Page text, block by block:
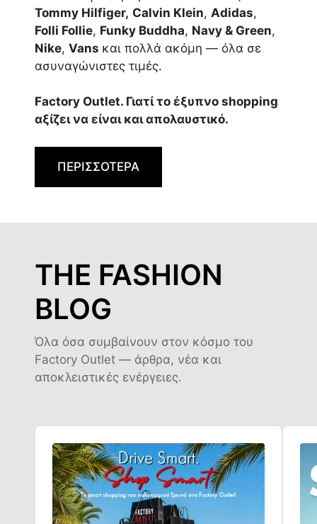
Tommy Hilfiger, Calvin Klein, Adidas,
Folli Follie, Funky Buddha, Navy & Green,
Nike, Vans και πολλά ακόμη — όλα σε
ασυναγώνιστες τιμές.
Factory Outlet. Γιατί το έξυπνο shopping
αξίζει να είναι και απολαυστικό.
ΠΕΡΙΣΣΟΤΕΡΑ
THE FASHION
BLOG
Όλα όσα συμβαίνουν στον κόσμο του
Factory Outlet — άρθρα, νέα και
αποκλειστικές ενέργειες.